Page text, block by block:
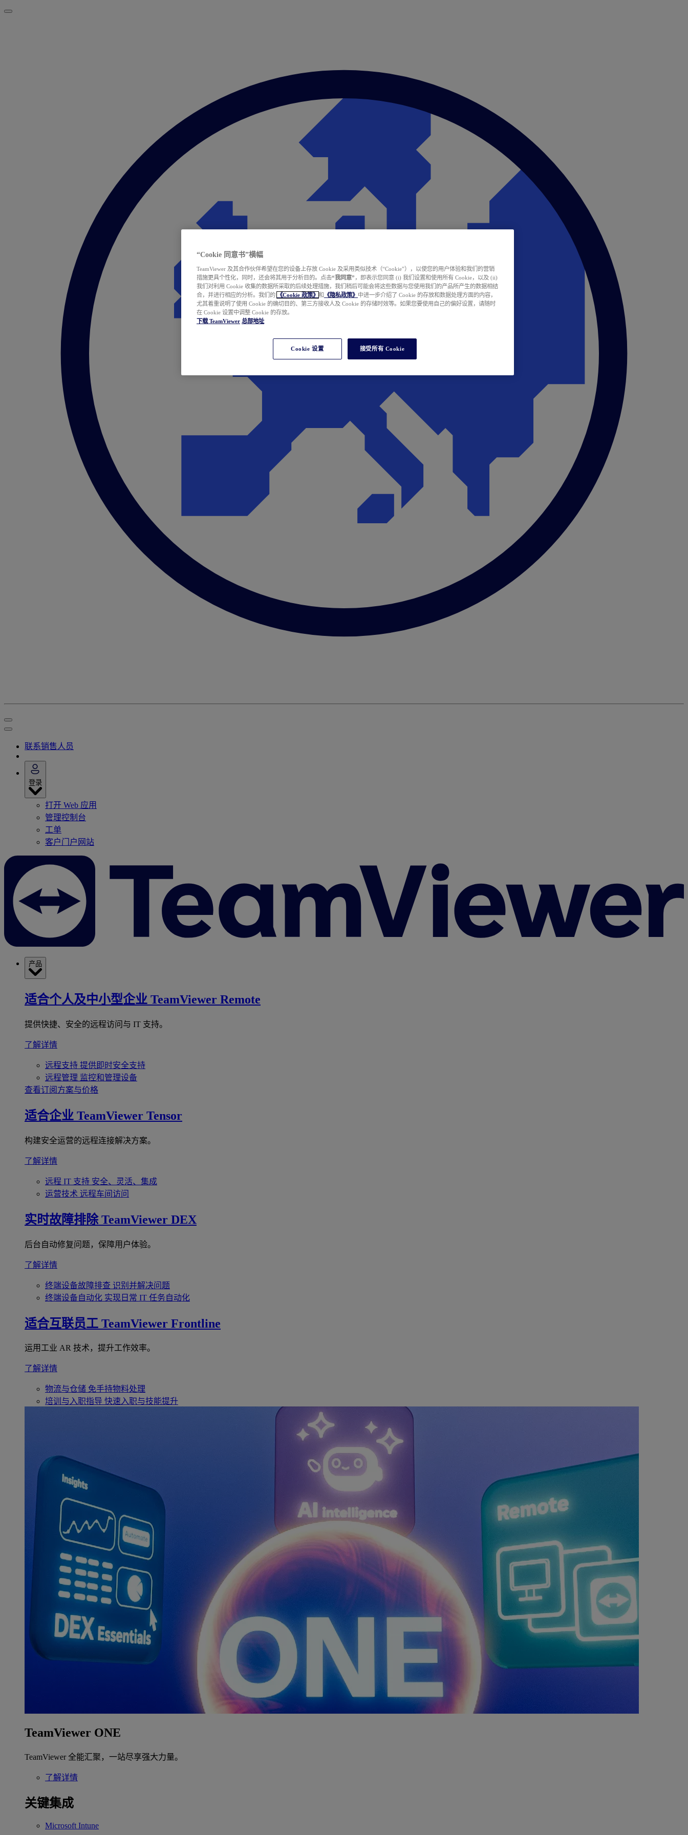
联系销售人员
登录
打开 Web 应用
管理控制台
工单
客户门户网站
产品
适合个人及中小型企业 TeamViewer Remote
提供快捷、安全的远程访问与 IT 支持。
了解详情
远程支持 提供即时安全支持
远程管理 监控和管理设备
查看订阅方案与价格
适合企业 TeamViewer Tensor
构建安全运营的远程连接解决方案。
了解详情
远程 IT 支持 安全、灵活、集成
运营技术 远程车间访问
实时故障排除 TeamViewer DEX
后台自动修复问题，保障用户体验。
了解详情
终端设备故障排查 识别并解决问题
终端设备自动化 实现日常 IT 任务自动化
适合互联员工 TeamViewer Frontline
运用工业 AR 技术，提升工作效率。
了解详情
物流与仓储 免手持物料处理
培训与入职指导 快速入职与技能提升
TeamViewer ONE
TeamViewer 全能汇聚，一站尽享强大力量。
了解详情
关键集成
Microsoft Intune
“Cookie 同意书”横幅
TeamViewer 及其合作伙伴希望在您的设备上存放 Cookie 及采用类似技术（“Cookie”），以使您的用户体验和我们的营销
措施更具个性化，同时，还会将其用于分析目的。点击“我同意” ，即表示您同意 (i) 我们设置和使用所有 Cookie，以及 (ii)
我们对利用 Cookie 收集的数据所采取的后续处理措施，我们稍后可能会将这些数据与您使用我们的产品所产生的数据相结
合，并进行相应的分析。我们的
《Cookie 政策》 和 《隐私政策》 中进一步介绍了 Cookie 的存放和数据处理方面的内容，
尤其着重说明了使用 Cookie 的确切目的、第三方接收人及 Cookie 的存储时效等。如果您要使用自己的偏好设置，请随时
在 Cookie 设置中调整 Cookie 的存放。
下载 TeamViewer 总部地址
Cookie 设置 接受所有 Cookie